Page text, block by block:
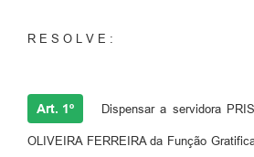
R E S O L V E :
Art. 1º Dispensar a servidora
OLIVEIRA FERREIRA da Função